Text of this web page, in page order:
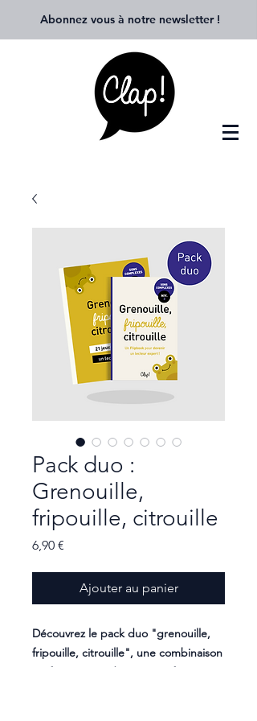
Abonnez vous à notre newsletter!
Pack duo :
Grenouille,
fripouille, citrouille
6,90 €
Ajouter au panier
Découvrez le pack duo "grenouille,
fripouille, citrouille", une combinaison
parfaite pour aider votre enfant à